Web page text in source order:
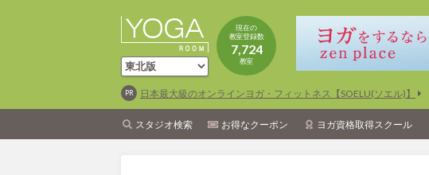
現在の
教室登録数
7,724
教室
日本最大級のオンラインヨガ・フィットネス【SOELU(ソエル)】
スタジオ検索 お得なクーポン ヨガ資格取得スクール